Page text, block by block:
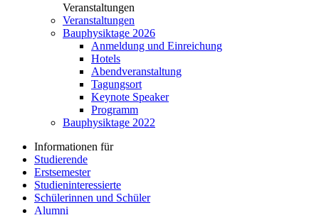
Veranstaltungen
Veranstaltungen
Bauphysiktage 2026
Anmeldung und Einreichung
Hotels
Abendveranstaltung
Tagungsort
Keynote Speaker
Programm
Bauphysiktage 2022
Informationen für
Studierende
Erstsemester
Studieninteressierte
Schülerinnen und Schüler
Alumni